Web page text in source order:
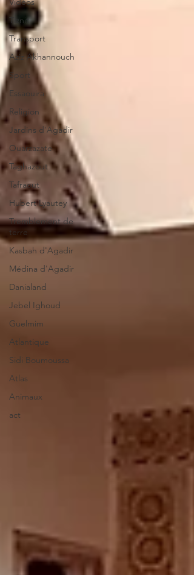
Tiznit
Transport
Aziz Akhannouch
Sport
Essaouira
Religion
Jardins d'Agadir
Ouarzazate
Taghazout
Tafraout
Hubert Lyautey
Tremblement de
terre
Kasbah d'Agadir
Médina d'Agadir
Danialand
Jebel Ighoud
Guelmim
Atlantique
Sidi Boumoussa
Atlas
Animaux
act